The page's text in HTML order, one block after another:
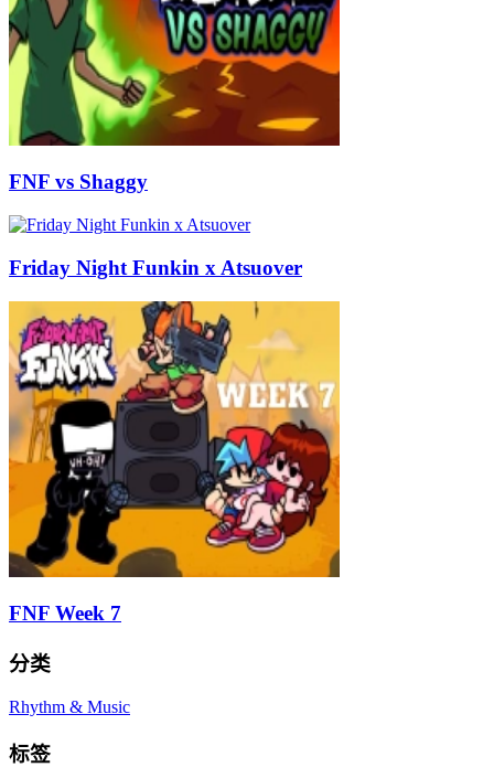
FNF vs Shaggy
Friday Night Funkin x Atsuover
FNF Week 7
分类
Rhythm & Music
标签